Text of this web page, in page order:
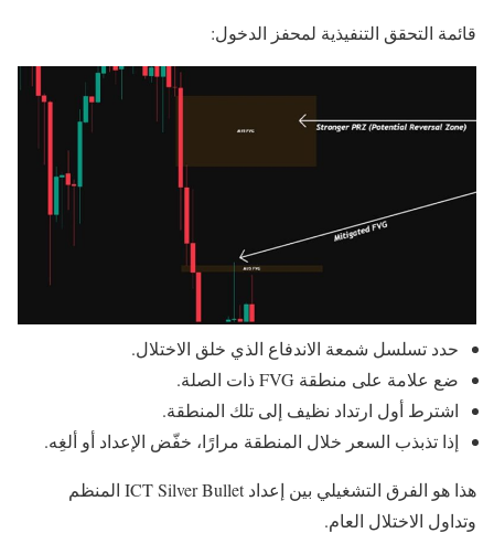
قائمة التحقق التنفيذية لمحفز الدخول:
حدد تسلسل شمعة الاندفاع الذي خلق الاختلال.
ضع علامة على منطقة FVG ذات الصلة.
اشترط أول ارتداد نظيف إلى تلك المنطقة.
إذا تذبذب السعر خلال المنطقة مرارًا، خفّض الإعداد أو ألغِه.
هذا هو الفرق التشغيلي بين إعداد ICT Silver Bullet المنظم
وتداول الاختلال العام.